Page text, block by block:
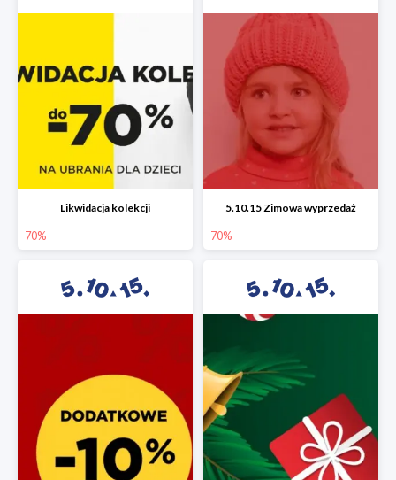
Likwidacja kolekcji
70%
5.10.15 Zimowa wyprzedaż
70%